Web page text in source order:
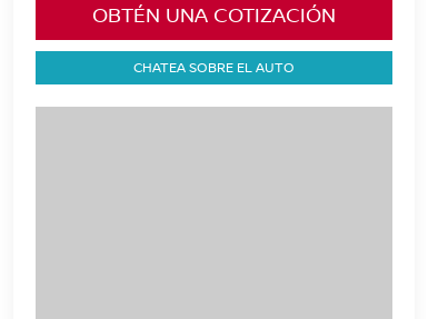
OBTÉN UNA COTIZACIÓN
CHATEA SOBRE EL AUTO